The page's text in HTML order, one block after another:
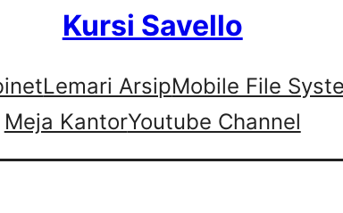
Kursi Savello
Lemari ArsipMobile File
Meja KantorYoutube Channel